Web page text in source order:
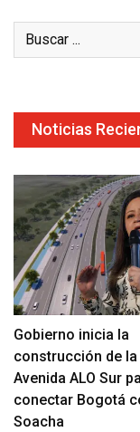
Noticias
Gobierno inicia la
construcción de la
Avenida ALO Sur
conectar Bogotá
Soacha